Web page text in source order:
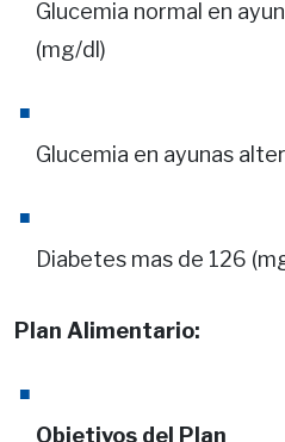
Glucemia normal en
(mg/dl)
Glucemia en ayunas
Diabetes mas de 126
Plan Alimentario:
Objetivos del Plan